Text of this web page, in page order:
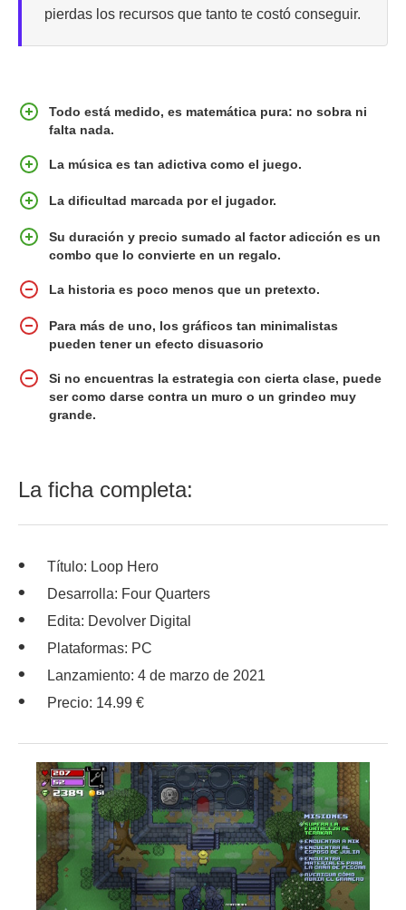
pierdas los recursos que tanto te costó conseguir.
Todo está medido, es matemática pura: no sobra ni
falta nada.
La música es tan adictiva como el juego.
La dificultad marcada por el jugador.
Su duración y precio sumado al factor adicción es un
combo que lo convierte en un regalo.
La historia es poco menos que un pretexto.
Para más de uno, los gráficos tan minimalistas
pueden tener un efecto disuasorio
Si no encuentras la estrategia con cierta clase, puede
ser como darse contra un muro o un grindeo muy
grande.
La ficha completa:
Título: Loop Hero
Desarrolla: Four Quarters
Edita: Devolver Digital
Plataformas: PC
Lanzamiento: 4 de marzo de 2021
Precio: 14.99 €